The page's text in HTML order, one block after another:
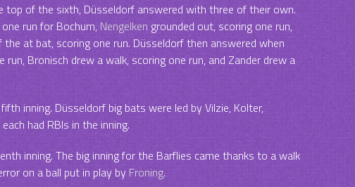
top of the sixth, Düsseldorf answered with three of their own.
run for Bochum,Nengelkengrounded out, scoring one run,
at bat, scoring one run. Düsseldorf then answered when
Bronisch drew a walk, scoring one run, and Zander drew a
inning. Düsseldorf big bats were led by Vilzie, Kolter,
had RBIs in the inning.
inning. The big inning for the Barflies came thanks to a walk
on a ball put in play by Froning.